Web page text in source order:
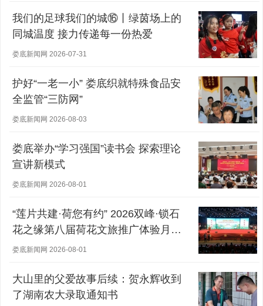
我们的足球我们的城⑯丨绿茵场上的
同城温度 接力传递每一份热爱
娄底新闻网 2026-07-31
护好“一老一小” 娄底织就特殊食品安
全监管“三防网”
娄底新闻网 2026-08-03
娄底举办“学习强国”读书会 探索理论
宣讲新模式
娄底新闻网 2026-08-01
“莲片共建·荷您有约” 2026双峰·锁石
花之缘第八届荷花文旅推广体验月盛
大开幕
娄底新闻网 2026-08-01
大山里的父爱故事后续：贺永辉收到
了湖南农大录取通知书